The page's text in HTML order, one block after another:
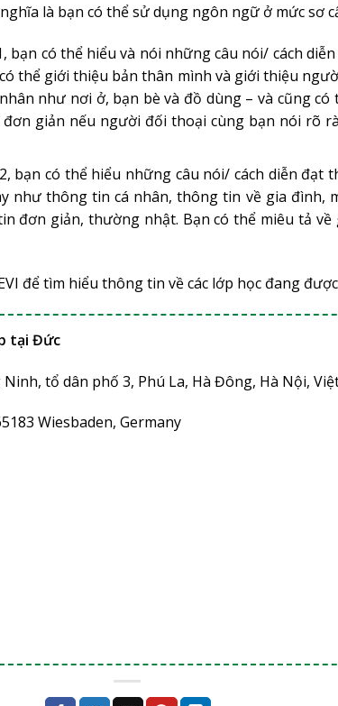
là bạn có thể sử dụng ngôn ngữ ở mức sơ
có thể hiểu và nói những câu nói/ cách
thể giới thiệu bản thân mình và giới thiệu
như nơi ở, bạn bè và đồ dùng – và cũng
giản nếu người đối thoại cùng bạn nói rõ
bạn có thể hiểu những câu nói/ cách diễn đạt
thông tin cá nhân, thông tin về gia đình,
đơn giản, thường nhật. Bạn có thể miêu tả
để tìm hiểu thông tin về các lớp học đang
tại Đức
tổ dân phố 3, Phú La, Hà Đông, Hà Nội,
Wiesbaden, Germany